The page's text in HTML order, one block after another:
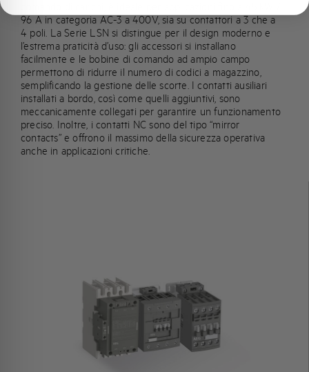
96 A in categoria AC-3 a 400V, sia su contattori a 3 che a
4 poli. La Serie LSN si distingue per il design moderno e
l’estrema praticità d’uso: gli accessori si installano
facilmente e le bobine di comando ad ampio campo
permettono di ridurre il numero di codici a magazzino,
semplificando la gestione delle scorte. I contatti ausiliari
installati a bordo, così come quelli aggiuntivi, sono
meccanicamente collegati per garantire un funzionamento
preciso. Inoltre, i contatti NC sono del tipo “mirror
contacts” e offrono il massimo della sicurezza operativa
anche in applicazioni critiche.